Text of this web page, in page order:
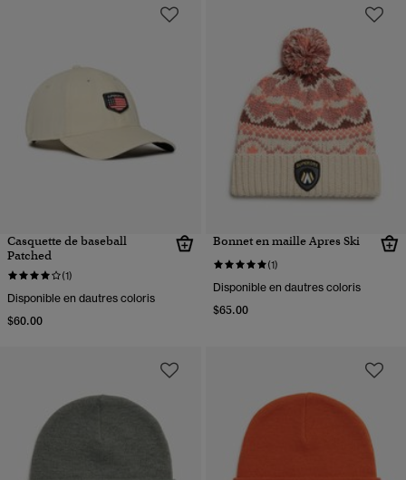
Casquette de baseball
Patched
(1)
Disponible en dautres coloris
$60.00
Bonnet en maille Apres Ski
(1)
Disponible en dautres coloris
$65.00